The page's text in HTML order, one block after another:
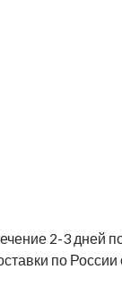
2-3 дней
по России